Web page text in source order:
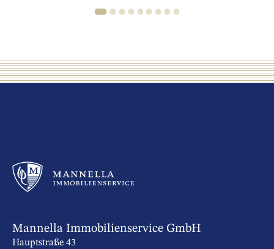
1 2 3 4 5 6 7 8 9
Mannella Immobilienservice GmbH
Hauptstraße 43